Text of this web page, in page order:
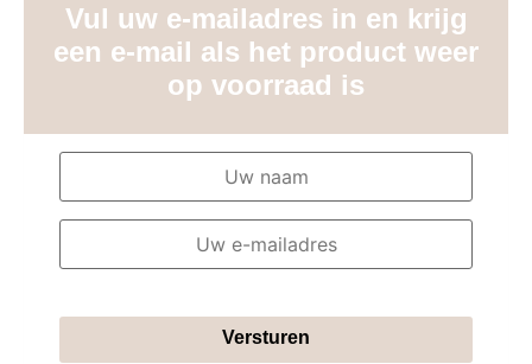
Vul uw e-mailadres in en krijg
een e-mail als het product weer
op voorraad is
Versturen